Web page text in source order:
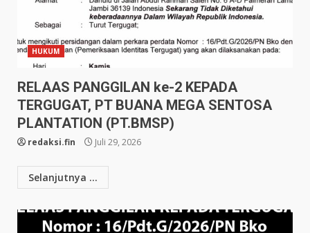
HUKUM
RELAAS PANGGILAN ke-2 KEPADA
TERGUGAT, PT BUANA MEGA SENTOSA
PLANTATION (PT.BMSP)
redaksi.fin Juli 29, 2026
Selanjutnya ...